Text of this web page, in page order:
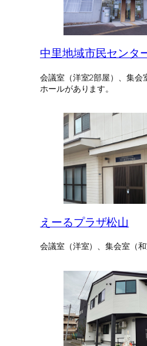
中里地域市民センタ
会議室（洋室2部屋）、集会
ホールがあります。
えーるプラザ松山
会議室（洋室）、集会室（和